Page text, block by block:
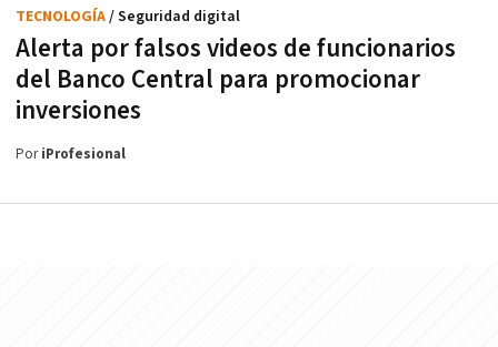
Alerta por falsos videos de funcionarios
del Banco Central para promocionar
inversiones
TECNOLOGÍA/ Seguridad digital
PoriProfesional